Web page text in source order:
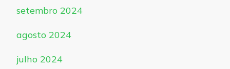
setembro 2024
agosto 2024
julho 2024